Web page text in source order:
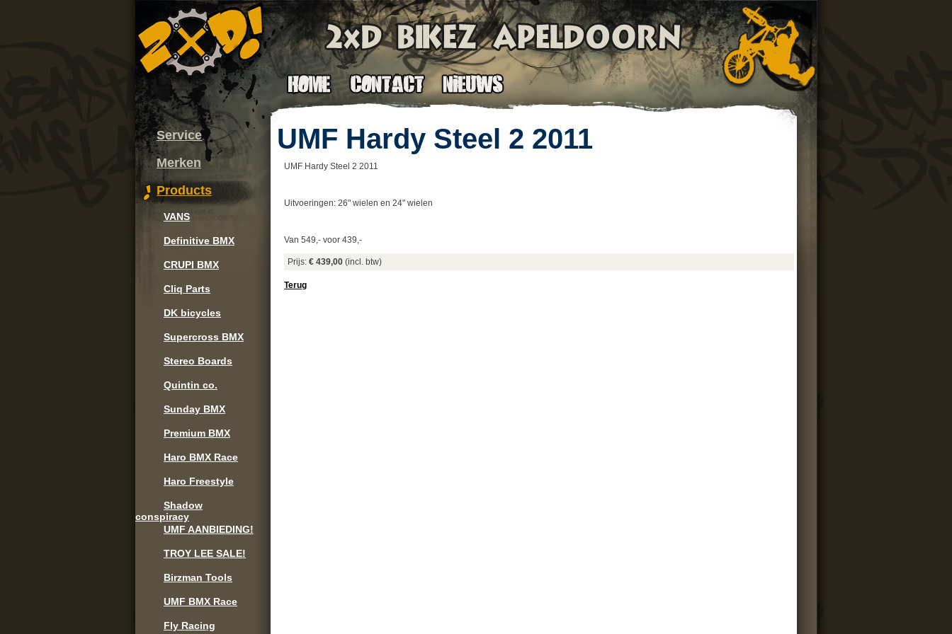
Service
Merken
Products
VANS
Definitive BMX
CRUPI BMX
Cliq Parts
DK bicycles
Supercross BMX
Stereo Boards
Quintin co.
Sunday BMX
Premium BMX
Haro BMX Race
Haro Freestyle
Shadow
conspiracy
UMF AANBIEDING!
TROY LEE SALE!
Birzman Tools
UMF BMX Race
Fly Racing
UMF Hardy Steel 2 2011
UMF Hardy Steel 2 2011
Uitvoeringen: 26" wielen en 24" wielen
Van 549,- voor 439,-
Prijs: € 439,00 (incl. btw)
Terug